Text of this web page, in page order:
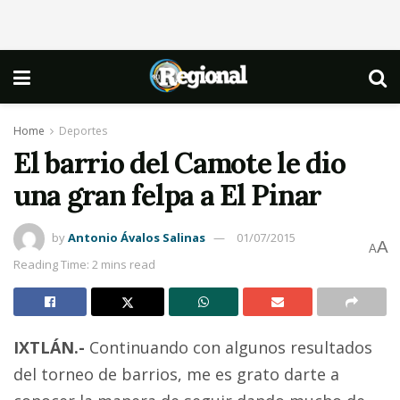
Home Deportes
El barrio del Camote le dio
una gran felpa a El Pinar
byAntonio Ávalos Salinas
01/07/2015
Reading Time: 2 mins read
AA
IXTLÁN.- Continuando con algunos resultados
del torneo de barrios, me es grato darte a